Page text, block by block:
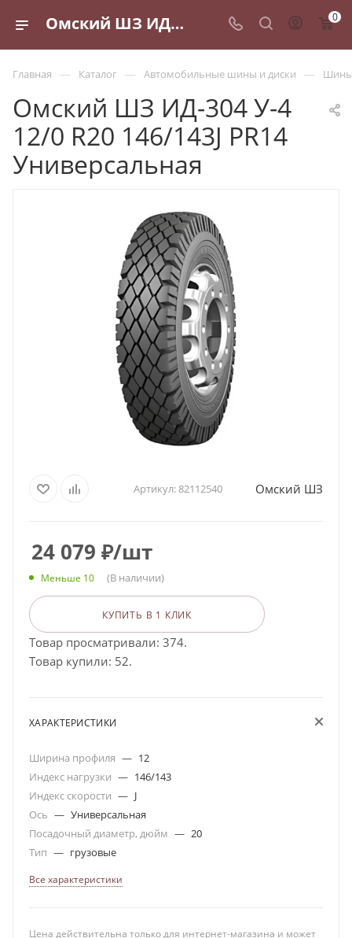
Омский ШЗ ИД-304 У-4 12/0 R20 146/143J PR14 Универсальная - купить в Санкт-Петербурге по выгодной цене 0
Главная — Каталог — Автомобильные шины и диски — Шины
Омский ШЗ ИД-304 У-4
12/0 R20 146/143J PR14
Универсальная
Артикул:82112540 Омский ШЗ
24 079 ₽/шт
Меньше 10 (В наличии)
КУПИТЬ В 1 КЛИК
Товар просматривали: 374.
Товар купили: 52.
ХАРАКТЕРИСТИКИ
Ширина профиля — 12
Индекс нагрузки — 146/143
Индекс скорости — J
Ось — Универсальная
Посадочный диаметр, дюйм — 20
Тип — грузовые
Все характеристики
Цена действительна только для интернет-магазина и может